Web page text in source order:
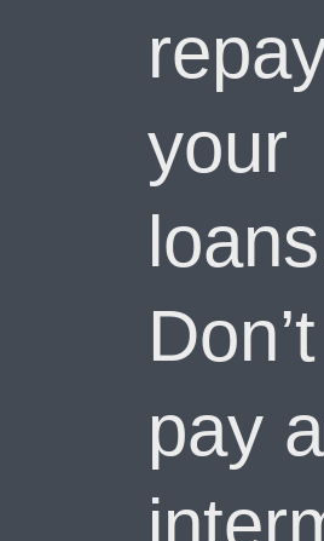
your
Don’t
pay